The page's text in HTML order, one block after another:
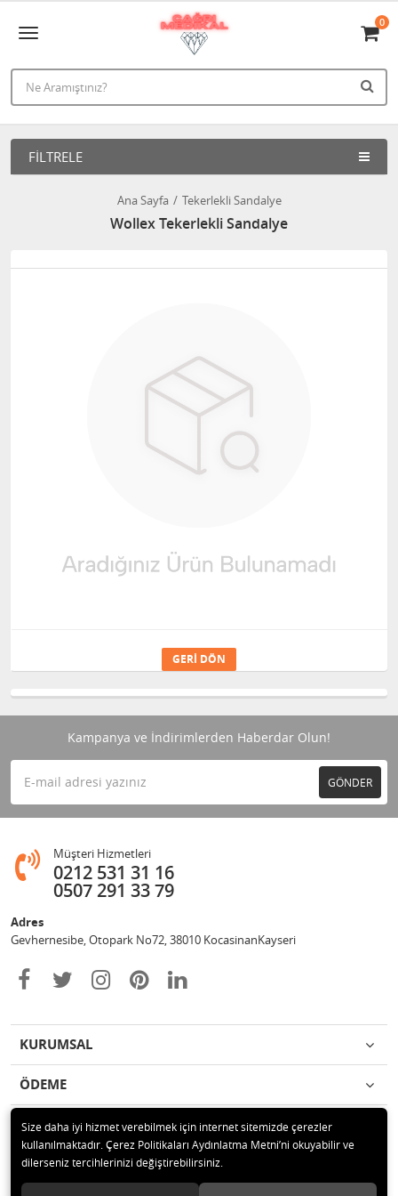
0
FILTRELE
Ana Sayfa Tekerlekli Sandalye
Wollex Tekerlekli Sandalye
GERI DÖN
Kampanya ve İndirimlerden Haberdar Olun!
GÖNDER
Müşteri Hizmetleri
0212 531 31 16
0507 291 33 79
Adres
Gevhernesibe, Otopark No72, 38010 KocasinanKayseri
KURUMSAL
ÖDEME
İLETİŞİM
© 2020 Çağrı Medikal Tekerlekli Sandalye Mağazası Tüm hakları saklıdır.
Size daha iyi hizmet verebilmek için internet sitemizde çerezler
kullanılmaktadır. Çerez Politikaları Aydınlatma Metni’ni okuyabilir ve
dilerseniz tercihlerinizi değiştirebilirsiniz.